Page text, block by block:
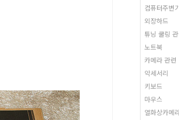
컴퓨터주변
외장하드
튜닝 쿨링
노트북
카메라 관련
악세서리
키보드
마우스
열화상카메